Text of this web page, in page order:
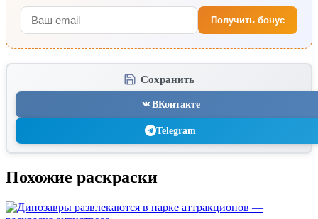
Получить бонус
Сохранить
ВКонтакте
Telegram
Похожие раскраски